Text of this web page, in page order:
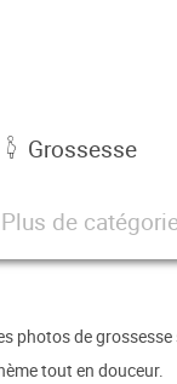
Grossesse
Plus de
photos de
tout en douceur.